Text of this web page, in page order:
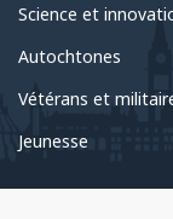
Science et
Autochtones
Vétérans et
Jeunesse